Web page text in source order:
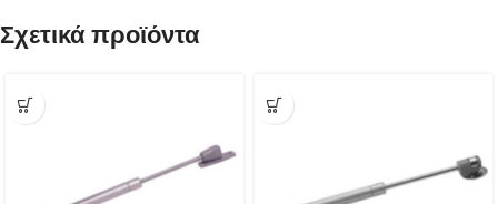
Σχετικά προϊόντα